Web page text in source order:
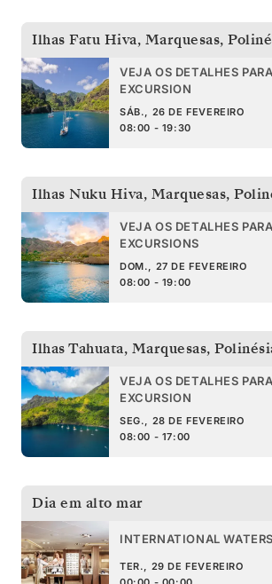
Ilhas Fatu Hiva, Marquesas,
VEJA OS DETALHES
EXCURSION
SÁB., 26 DE FEVEREIRO
08:00 - 19:30
Ilhas Nuku Hiva, Marquesas,
VEJA OS DETALHES
EXCURSIONS
DOM., 27 DE FEVEREIRO
08:00 - 19:00
Ilhas Tahuata, Marquesas,
VEJA OS DETALHES
EXCURSION
SEG., 28 DE FEVEREIRO
08:00 - 17:00
Dia em alto mar
INTERNATIONAL WATERS
TER., 29 DE FEVEREIRO